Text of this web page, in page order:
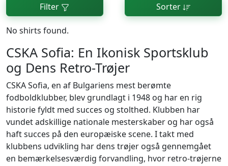
Filter Sorter
No shirts found.
CSKA Sofia: En Ikonisk Sportsklub
og Dens Retro-Trøjer
CSKA Sofia, en af Bulgariens mest berømte
fodboldklubber, blev grundlagt i 1948 og har en rig
historie fyldt med succes og stolthed. Klubben har
vundet adskillige nationale mesterskaber og har også
haft succes på den europæiske scene. I takt med
klubbens udvikling har dens trøjer også gennemgået
en bemærkelsesværdig forvandling, hvor retro-trøjerne